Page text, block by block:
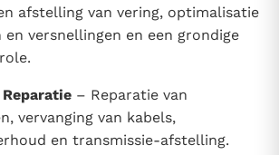
afstelling van vering, optimalisatie
en versnellingen en een grondige
– Reparatie van
vervanging van kabels,
en transmissie-afstelling.